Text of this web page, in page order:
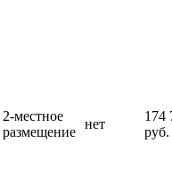
2-местное
размещение
нет
174
руб.